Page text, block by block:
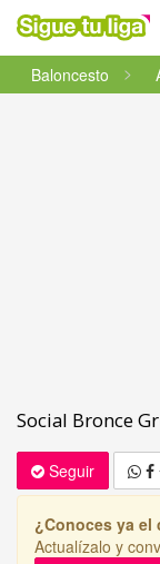
Baloncesto
Social Bronce
Seguir
¿Conoces ya el
Actualízalo y